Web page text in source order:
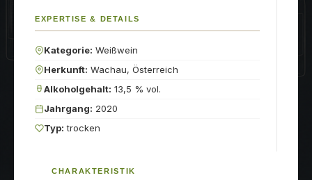
EXPERTISE & DETAILS
Kategorie: Weißwein
Herkunft: Wachau, Österreich
Alkoholgehalt: 13,5 % vol.
Jahrgang: 2020
Typ: trocken
CHARAKTERISTIK